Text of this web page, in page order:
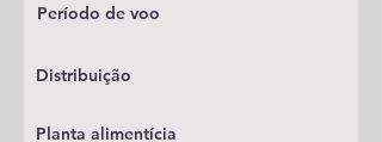
Período de voo
Distribuição
Planta alimentícia